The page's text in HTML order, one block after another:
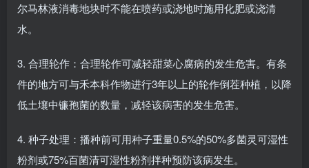
尔马林液消毒地块时不能在喷药或浇地时施用化肥或浇清
水。
3. 合理轮作：合理轮作可减轻甜菜心腐病的发生危害。有条
件的地方可与禾本科作物进行3年以上的轮作倒茬种植，以降
低土壤中镰孢菌的数量，减轻该病害的发生危害。
4. 种子处理：播种前可用种子重量0.5%的50%多菌灵可湿性
粉剂或75%百菌清可湿性粉剂拌种预防该病发生。